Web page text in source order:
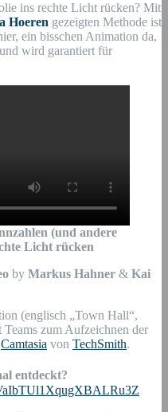
ins rechte Licht rücken? Mit
Hoeren gezeigten Methode ist
ein bisschen Animation da,
wird garantiert für
(und andere
Licht rücken
by Markus Hahner & Kai
(englisch „Town Hall“,
zum Aufzeichnen der
Camtasia von TechSmith.
entdeckt?